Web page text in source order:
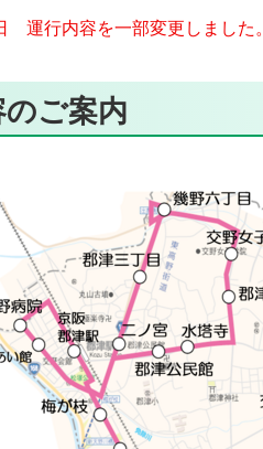
運行内容を一部変更しました。
ご案内